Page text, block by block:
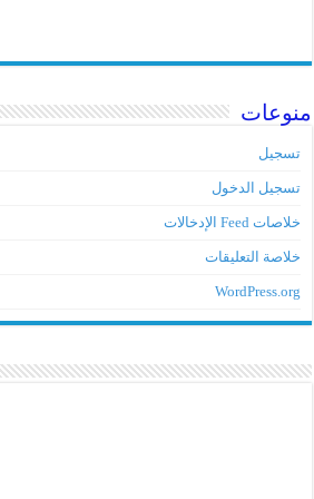
منوعات
تسجيل
تسجيل الدخول
خلاصات Feed الإدخالات
خلاصة التعليقات
WordPress.org